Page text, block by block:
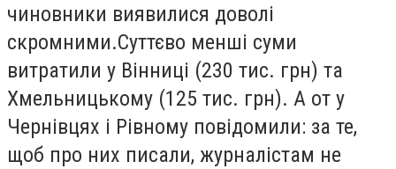
чиновники виявилися доволі
скромними.Суттєво менші суми
витратили у Вінниці (230 тис. грн) та
Хмельницькому (125 тис. грн). А от у
Чернівцях і Рівному повідомили: за те,
щоб про них писали, журналістам не